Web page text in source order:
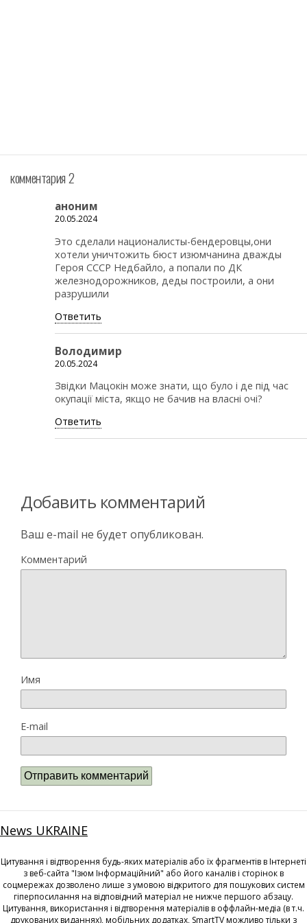
комментария 2
аноним
20.05.2024
Это сделали националисты-бендеровцы,они
хотели уничтожить бюст изюмчанина дважды
Героя СССР Недбайло, а попали по ДК
железнодорожников, деды построили, а они
разрушили
Ответить
Володимир
20.05.2024
Звідки Мацокін може знати, що було і де під час
окупації міста, якщо не бачив на власні очі?
Ответить
Добавить комментарий
Ваш e-mail не будет опубликован.
Комментарий
Имя
E-mail
News UKRAINE
Цитування і відтворення будь-яких матеріалів або їх фрагментів в Інтернеті
з веб-сайта "Ізюм Інформаційний" або його каналів і сторінок в
соцмережах дозволено лише з умовою відкритого для пошукових систем
гіперпосилання на відповідний матеріал не нижче першого абзацу.
Цитування, використання і відтворення матеріалів в оффлайн-медіа (в т.ч.
друкованих виданнях), мобільних додатках, SmartTV можливо тільки з